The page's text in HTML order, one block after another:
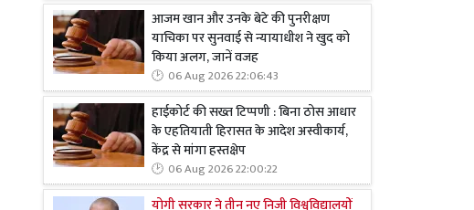
आजम खान और उनके बेटे की पुनरीक्षण
याचिका पर सुनवाई से न्यायाधीश ने खुद को
किया अलग, जानें वजह
06 Aug 2026 22:06:43
हाईकोर्ट की सख्त टिप्पणी : बिना ठोस आधार
के एहतियाती हिरासत के आदेश अस्वीकार्य,
केंद्र से मांगा हस्तक्षेप
06 Aug 2026 22:00:22
योगी सरकार ने तीन नए निजी विश्वविद्यालयों